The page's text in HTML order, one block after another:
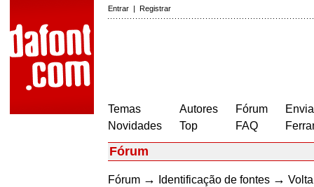
Entrar | Registrar
Temas
Novidades
Autores
Top
Fórum
FAQ
Fórum
Fórum → Identificação de fontes →